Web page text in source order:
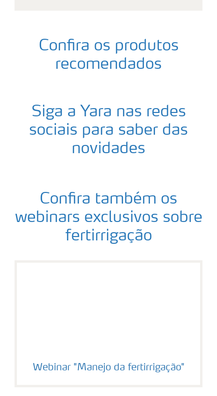
Confira os produtos
recomendados
Siga a Yara nas redes
sociais para saber das
novidades
Confira também os
webinars exclusivos sobre
fertirrigação
Webinar "Manejo da fertirrigação"